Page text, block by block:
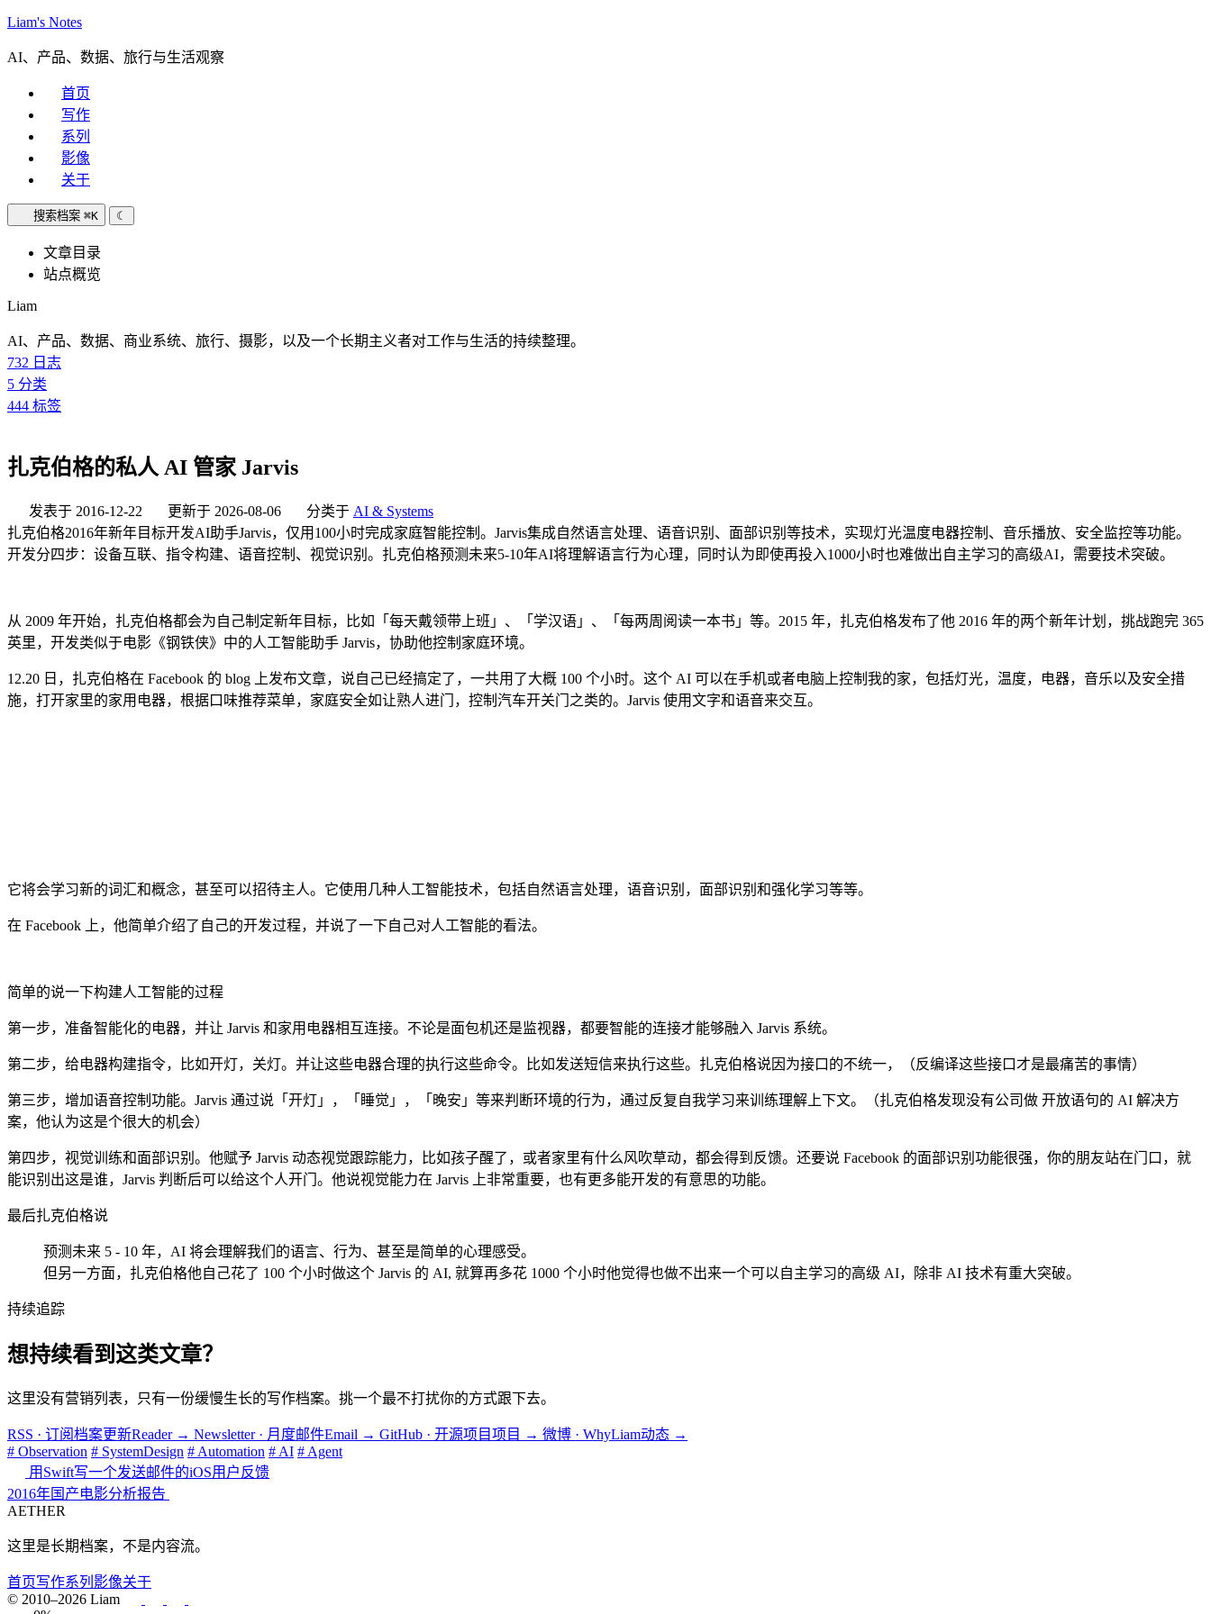
Liam's Notes
AI、产品、数据、旅行与生活观察
首页
写作
系列
影像
关于
搜索档案 ⌘K ☾
文章目录
站点概览
Liam
AI、产品、数据、商业系统、旅行、摄影，以及一个长期主义者对工作与生活的持续整理。
732 日志
5 分类
444 标签
扎克伯格的私人 AI 管家 Jarvis
发表于 2016-12-22 更新于 2026-08-06 分类于 AI & Systems
扎克伯格2016年新年目标开发AI助手Jarvis，仅用100小时完成家庭智能控制。Jarvis集成自然语言处理、语音识别、面部识别等技术，实现灯光温度电器控制、音乐播放、安全监控等功能。
开发分四步：设备互联、指令构建、语音控制、视觉识别。扎克伯格预测未来5-10年AI将理解语言行为心理，同时认为即使再投入1000小时也难做出自主学习的高级AI，需要技术突破。
从 2009 年开始，扎克伯格都会为自己制定新年目标，比如「每天戴领带上班」、「学汉语」、「每两周阅读一本书」等。2015 年，扎克伯格发布了他 2016 年的两个新年计划，挑战跑完 365
英里，开发类似于电影《钢铁侠》中的人工智能助手 Jarvis，协助他控制家庭环境。
12.20 日，扎克伯格在 Facebook 的 blog 上发布文章，说自己已经搞定了，一共用了大概 100 个小时。这个 AI 可以在手机或者电脑上控制我的家，包括灯光，温度，电器，音乐以及安全措
施，打开家里的家用电器，根据口味推荐菜单，家庭安全如让熟人进门，控制汽车开关门之类的。Jarvis 使用文字和语音来交互。
它将会学习新的词汇和概念，甚至可以招待主人。它使用几种人工智能技术，包括自然语言处理，语音识别，面部识别和强化学习等等。
在 Facebook 上，他简单介绍了自己的开发过程，并说了一下自己对人工智能的看法。
简单的说一下构建人工智能的过程
第一步，准备智能化的电器，并让 Jarvis 和家用电器相互连接。不论是面包机还是监视器，都要智能的连接才能够融入 Jarvis 系统。
第二步，给电器构建指令，比如开灯，关灯。并让这些电器合理的执行这些命令。比如发送短信来执行这些。扎克伯格说因为接口的不统一，（反编译这些接口才是最痛苦的事情）
第三步，增加语音控制功能。Jarvis 通过说「开灯」，「睡觉」，「晚安」等来判断环境的行为，通过反复自我学习来训练理解上下文。（扎克伯格发现没有公司做 开放语句的 AI 解决方
案，他认为这是个很大的机会）
第四步，视觉训练和面部识别。他赋予 Jarvis 动态视觉跟踪能力，比如孩子醒了，或者家里有什么风吹草动，都会得到反馈。还要说 Facebook 的面部识别功能很强，你的朋友站在门口，就
能识别出这是谁，Jarvis 判断后可以给这个人开门。他说视觉能力在 Jarvis 上非常重要，也有更多能开发的有意思的功能。
最后扎克伯格说
预测未来 5 - 10 年，AI 将会理解我们的语言、行为、甚至是简单的心理感受。
但另一方面，扎克伯格他自己花了 100 个小时做这个 Jarvis 的 AI, 就算再多花 1000 个小时他觉得也做不出来一个可以自主学习的高级 AI，除非 AI 技术有重大突破。
持续追踪
想持续看到这类文章？
这里没有营销列表，只有一份缓慢生长的写作档案。挑一个最不打扰你的方式跟下去。
RSS · 订阅档案更新Reader → Newsletter · 月度邮件Email → GitHub · 开源项目项目 → 微博 · WhyLiam动态 →
# Observation # SystemDesign # Automation # AI # Agent
用Swift写一个发送邮件的iOS用户反馈
2016年国产电影分析报告
AETHER
这里是长期档案，不是内容流。
首页写作系列 影像关于
© 2010–2026 Liam